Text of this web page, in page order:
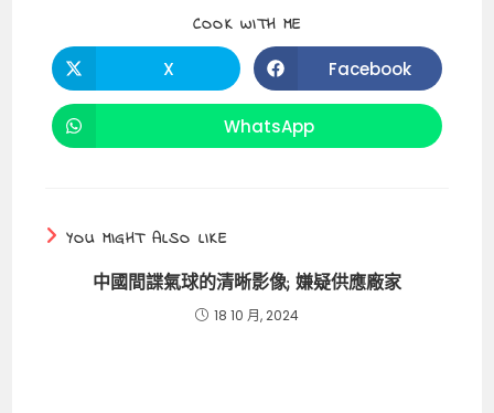
b
o
h
a
t
A
p
p
Li
n
COOK WITH ME
Opens
in
a
X Opens
in
a
Facebook
Opens
in
WhatsApp
YOU MIGHT ALSO LIKE
中國間諜氣球的清晰影像; 嫌疑供應廠家
18 10 月, 2024